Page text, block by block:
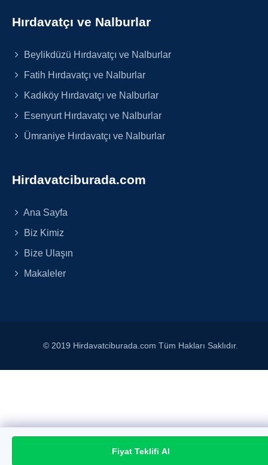
Fiyat Teklifi Al
Hırdavatçı ve Nalburlar
Beylikdüzü Hırdavatçı ve Nalburlar
Fatih Hırdavatçı ve Nalburlar
Kadıköy Hırdavatçı ve Nalburlar
Esenyurt Hırdavatçı ve Nalburlar
Ümraniye Hırdavatçı ve Nalburlar
Hirdavatciburada.com
Ana Sayfa
Biz Kimiz
Bize Ulaşın
Makaleler
© 2019 Hirdavatciburada.com Tüm Hakları Saklıdır.